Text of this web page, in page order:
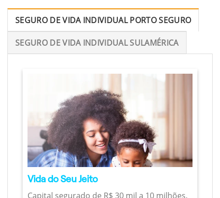
SEGURO DE VIDA INDIVIDUAL PORTO SEGURO
SEGURO DE VIDA INDIVIDUAL SULAMÉRICA
Vida do Seu Jeito
Capital segurado de R$ 30 mil a 10 milhões.